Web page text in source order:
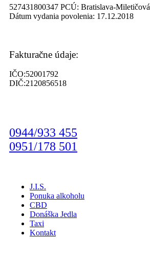
527431800347 PCÚ: Bratislava-Miletičová
Dátum vydania povolenia: 17.12.2018
Fakturačne údaje:
IČO:52001792
DIČ:2120856518
0944/933 455
0951/178 501
J.I.S.
Ponuka alkoholu
CBD
Donáška Jedla
Taxi
Kontakt